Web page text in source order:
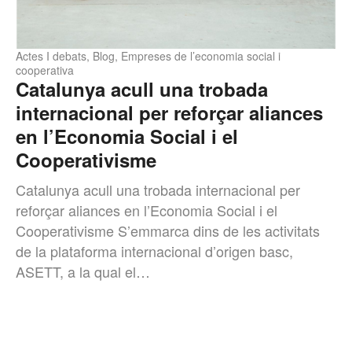
Catalunya acull una trobada
internacional per reforçar aliances
en l’Economia Social i el
Cooperativisme
Actes I debats, Blog, Empreses de l’economia social i
cooperativa
Catalunya acull una trobada internacional per
reforçar aliances en l’Economia Social i el
Cooperativisme S’emmarca dins de les activitats
de la plataforma internacional d’origen basc,
ASETT, a la qual el…